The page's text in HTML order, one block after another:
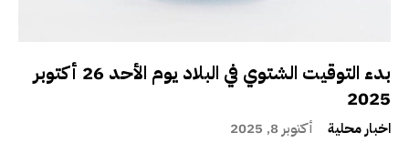
بدء التوقيت الشتوي في البلاد يوم الأحد 26 أكتوبر
2025
اخبار محلية أكتوبر 8, 2025